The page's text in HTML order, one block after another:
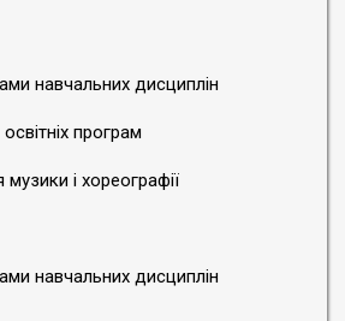
навчальних дисциплін
програм
і хореографії
навчальних дисциплін